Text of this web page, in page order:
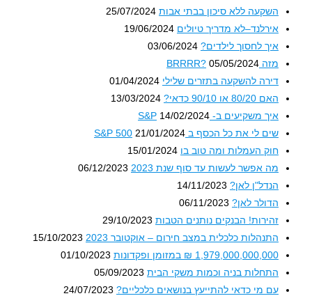
השקעה ללא סיכון בבתי אבות 25/07/2024
אירלנד–לא מדריך טיולים 19/06/2024
איך לחסוך לילדים? 03/06/2024
מזה BRRRR?
05/05/2024
דירה להשקעה בתזרים שלילי 01/04/2024
האם 80/20 או 90/10 כדאי?
13/03/2024
איך משקיעים ב- S&P14/02/2024
שים לי את כל הכסף ב S&P 50021/01/2024
חוק העמלות ומה טוב בו 15/01/2024
מה אפשר לעשות עד סוף שנת 2023
06/12/2023
הנדל"ן לאן? 14/11/2023
הדולר לאן? 06/11/2023
זהירות! הבנקים נותנים הטבות 29/10/2023
התנהלות כלכלית במצב חירום – אוקטובר 2023
15/10/2023
1,979,000,000,000 ₪ במזומן ופקדונות
01/10/2023
התחלות בניה וכמות משקי הבית 05/09/2023
עם מי כדאי להתייעץ בנושאים כלכליים? 24/07/2023